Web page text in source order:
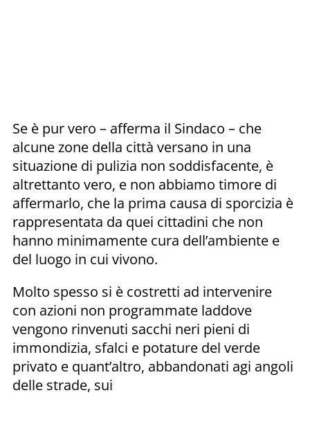
Se è pur vero – afferma il Sindaco – che
alcune zone della città versano in una
situazione di pulizia non soddisfacente, è
altrettanto vero, e non abbiamo timore di
affermarlo, che la prima causa di sporcizia è
rappresentata da quei cittadini che non
hanno minimamente cura dell’ambiente e
del luogo in cui vivono.
Molto spesso si è costretti ad intervenire
con azioni non programmate laddove
vengono rinvenuti sacchi neri pieni di
immondizia, sfalci e potature del verde
privato e quant’altro, abbandonati agi angoli
delle strade, sui